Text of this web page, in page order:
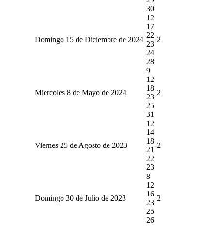
30
Domingo 15 de Diciembre de 2024
12
17
22
23
24
28
2
Miercoles 8 de Mayo de 2024
9
12
18
23
25
31
2
Viernes 25 de Agosto de 2023
12
14
18
21
22
23
2
Domingo 30 de Julio de 2023
8
12
16
23
25
26
2